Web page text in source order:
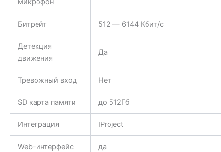
микрофон
Битрейт 512 — 6144 Кбит/с
Детекция
движения
Да
Тревожный вход Нет
SD карта памяти до 512Гб
Интеграция IProject
Web-интерфейс да